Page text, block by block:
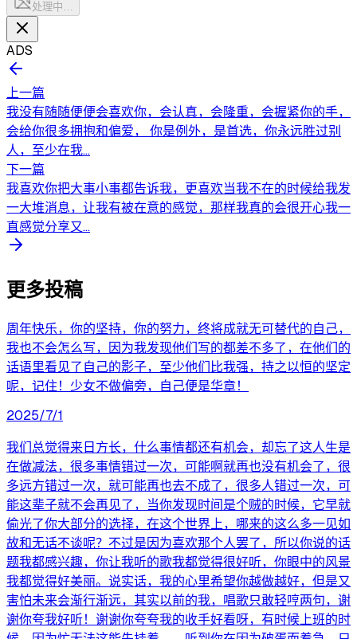
处理中…
ADS
上一篇
我没有随随便便会喜欢你，会认真，会隆重，会握紧你的手，
会给你很多拥抱和偏爱， 你是例外，是首选，你永远胜过别
人，至少在我...
下一篇
我喜欢你把大事小事都告诉我，更喜欢当我不在的时候给我发
一大堆消息，让我有被在意的感觉，那样我真的会很开心我一
直感觉分享又...
更多投稿
周年快乐，你的坚持，你的努力，终将成就无可替代的自己，
我也不会怎么写，因为我发现他们写的都差不多了，在他们的
话语里看见了自己的影子，至少他们比我强，持之以恒的坚定
呢，记住！少女不做偏旁，自己便是华章！
2025/7/1
我们总觉得来日方长，什么事情都还有机会，却忘了这人生是
在做减法，很多事情错过一次，可能啊就再也没有机会了，很
多远方错过一次，就可能再也去不成了，很多人错过一次，可
能这辈子就不会再见了，当你发现时间是个贼的时候，它早就
偷光了你大部分的选择，在这个世界上，哪来的这么多一见如
故和无话不谈呢？不过是因为喜欢那个人罢了，所以你说的话
题我都感兴趣，你让我听的歌我都觉得很好听，你眼中的风景
我都觉得好美丽。说实话，我的心里希望你越做越好，但是又
害怕未来会渐行渐远，其实以前的我，唱歌只敢轻哼两句，谢
谢你夸我好听！谢谢你夸夸我的收手好看呀，有时候上班的时